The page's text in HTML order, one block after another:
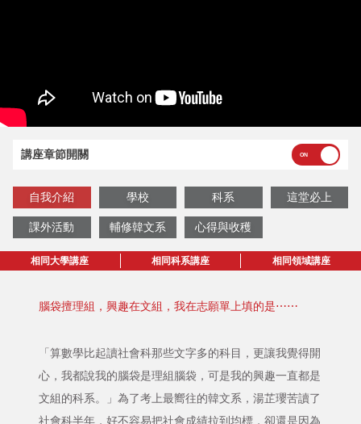
講座章節開關
自我介紹 學校 科系 這堂必上
課外活動 輔修韓文系 心得與收穫
相同大學講座 相同科系講座 相同領域講座
腦袋擅理組，興趣在文組，我在志願單上填的是⋯⋯
「算數學比起讀社會科那些文字多的科目，更讓我覺得開
心，我都說我的腦袋是理組腦袋，可是我的興趣一直都是
文組的科系。」為了考上最嚮往的韓文系，湯芷瓔苦讀了
社會科半年，好不容易把社會成績拉到均標，卻還是因為